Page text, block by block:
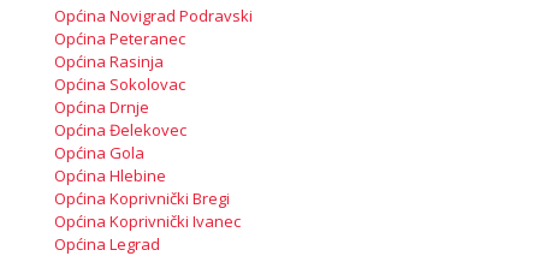
Općina Novigrad Podravski
Općina Peteranec
Općina Rasinja
Općina Sokolovac
Općina Drnje
Općina Đelekovec
Općina Gola
Općina Hlebine
Općina Koprivnički Bregi
Općina Koprivnički Ivanec
Općina Legrad